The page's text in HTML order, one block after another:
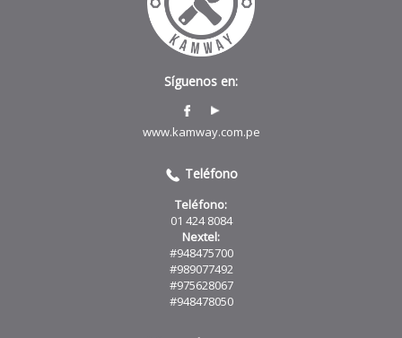
Síguenos en:
www.kamway.com.pe
Teléfono
Teléfono:
01 424 8084
Nextel:
#948475700
#989077492
#975628067
#948478050